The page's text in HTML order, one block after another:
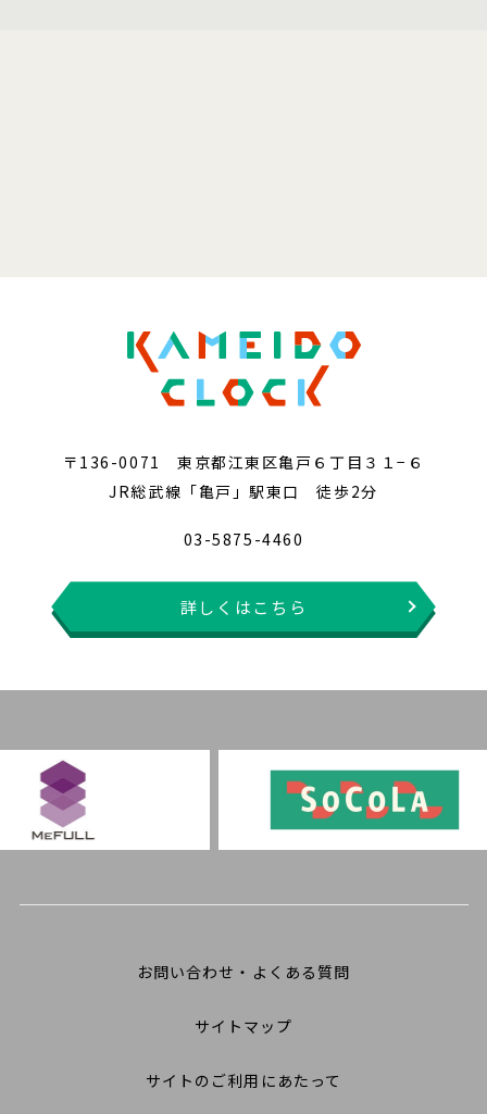
〒136-0071 東京都江東区亀戸６丁目３１−６
JR総武線「亀戸」駅東口 徒歩2分
03-5875-4460
詳しくはこちら
お問い合わせ・よくある質問
サイトマップ
サイトのご利用にあたって